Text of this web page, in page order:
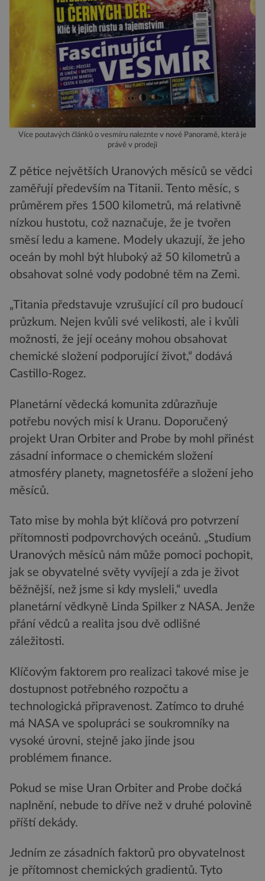
Více poutavých článků o vesmíru naleznte v nové Panoramě, která je
právě v prodeji
Z pětice největších Uranových měsíců se vědci
zaměřují především na Titanii. Tento měsíc, s
průměrem přes 1500 kilometrů, má relativně
nízkou hustotu, což naznačuje, že je tvořen
směsí ledu a kamene. Modely ukazují, že jeho
oceán by mohl být hluboký až 50 kilometrů a
obsahovat solné vody podobné těm na Zemi.
„Titania představuje vzrušující cíl pro budoucí
průzkum. Nejen kvůli své velikosti, ale i kvůli
možnosti, že její oceány mohou obsahovat
chemické složení podporující život,“ dodává
Castillo-Rogez.
Planetární vědecká komunita zdůrazňuje
potřebu nových misí k Uranu. Doporučený
projekt Uran Orbiter and Probe by mohl přinést
zásadní informace o chemickém složení
atmosféry planety, magnetosféře a složení jeho
měsíců.
Tato mise by mohla být klíčová pro potvrzení
přítomnosti podpovrchových oceánů. „Studium
Uranových měsíců nám může pomoci pochopit,
jak se obyvatelné světy vyvíjejí a zda je život
běžnější, než jsme si kdy mysleli,“ uvedla
planetární vědkyně Linda Spilker z NASA. Jenže
přání vědců a realita jsou dvě odlišné
záležitosti.
Klíčovým faktorem pro realizaci takové mise je
dostupnost potřebného rozpočtu a
technologická připravenost. Zatímco to druhé
má NASA ve spolupráci se soukromníky na
vysoké úrovni, stejně jako jinde jsou
problémem finance.
Pokud se mise Uran Orbiter and Probe dočká
naplnění, nebude to dříve než v druhé polovině
příští dekády.
Jedním ze zásadních faktorů pro obyvatelnost
je přítomnost chemických gradientů. Tyto